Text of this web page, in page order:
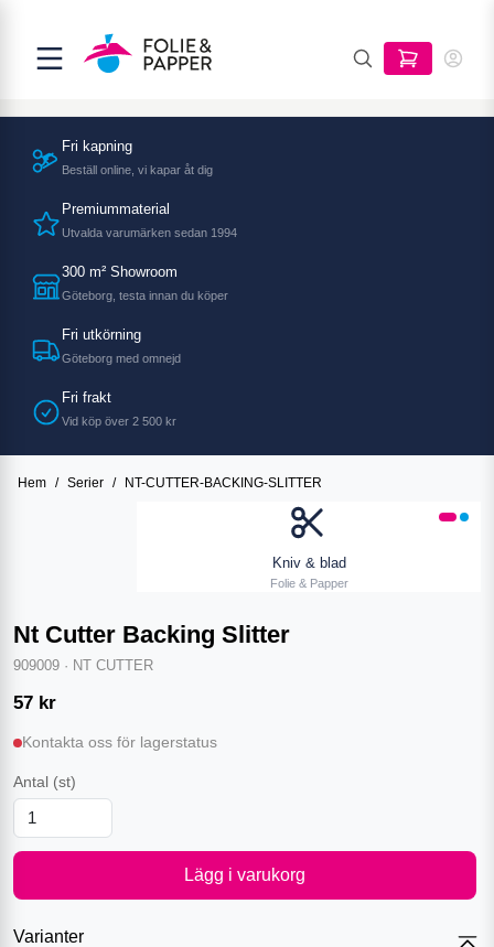
Fri kapning
Beställ online, vi kapar åt dig
Premiummaterial
Utvalda varumärken sedan 1994
300 m² Showroom
Göteborg, testa innan du köper
Fri utkörning
Göteborg med omnejd
Fri frakt
Vid köp över 2 500 kr
Hem / Serier / NT-CUTTER-BACKING-SLITTER
Kniv & blad
Folie & Papper
Nt Cutter Backing Slitter
909009 · NT CUTTER
57 kr
Kontakta oss för lagerstatus
Antal (st)
Lägg i varukorg
Varianter